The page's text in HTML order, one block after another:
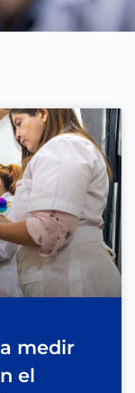
medir
el